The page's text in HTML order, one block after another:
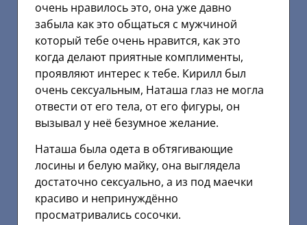
очень нравилось это, она уже давно
забыла как это общаться с мужчиной
который тебе очень нравится, как это
когда делают приятные комплименты,
проявляют интерес к тебе. Кирилл был
очень сексуальным, Наташа глаз не могла
отвести от его тела, от его фигуры, он
вызывал у неё безумное желание.
Наташа была одета в обтягивающие
лосины и белую майку, она выглядела
достаточно сексуально, а из под маечки
красиво и непринуждённо
просматривались сосочки.